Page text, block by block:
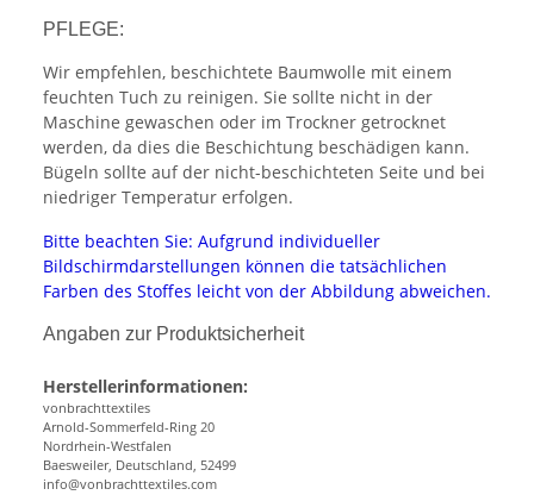
PFLEGE:
Wir empfehlen, beschichtete Baumwolle mit einem
feuchten Tuch zu reinigen. Sie sollte nicht in der
Maschine gewaschen oder im Trockner getrocknet
werden, da dies die Beschichtung beschädigen kann.
Bügeln sollte auf der nicht-beschichteten Seite und bei
niedriger Temperatur erfolgen.
Bitte beachten Sie: Aufgrund individueller
Bildschirmdarstellungen können die tatsächlichen
Farben des Stoffes leicht von der Abbildung abweichen.
Angaben zur Produktsicherheit
Herstellerinformationen:
vonbrachttextiles
Arnold-Sommerfeld-Ring 20
Nordrhein-Westfalen
Baesweiler, Deutschland, 52499
info@vonbrachttextiles.com